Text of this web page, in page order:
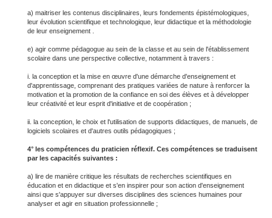
a) maitriser les contenus disciplinaires, leurs fondements épistémologiques,
leur évolution scientifique et technologique, leur didactique et la méthodologie
de leur enseignement .
e) agir comme pédagogue au sein de la classe et au sein de l'établissement
scolaire dans une perspective collective, notamment à travers :
i. la conception et la mise en œuvre d'une démarche d'enseignement et
d'apprentissage, comprenant des pratiques variées de nature à renforcer la
motivation et la promotion de la confiance en soi des élèves et à développer
leur créativité et leur esprit d'initiative et de coopération ;
ii. la conception, le choix et l'utilisation de supports didactiques, de manuels, de
logiciels scolaires et d'autres outils pédagogiques ;
4° les compétences du praticien réflexif. Ces compétences se traduisent
par les capacités suivantes :
a) lire de manière critique les résultats de recherches scientifiques en
éducation et en didactique et s'en inspirer pour son action d'enseignement
ainsi que s'appuyer sur diverses disciplines des sciences humaines pour
analyser et agir en situation professionnelle ;